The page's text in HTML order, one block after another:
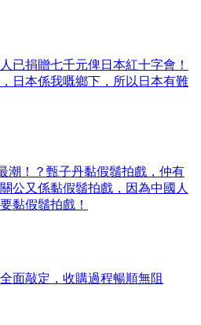
已捐贈七千元俾日本紅十字會！
日本係我嘅鄉下，所以日本有難
潮！？甄子丹黏假鬚拍戲，仲有
公又係黏假鬚拍戲，因為中國人
黏假鬚拍戲！
面敲定，收購過程暢順無阻